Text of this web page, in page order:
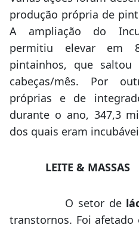
produção própria de
A ampliação do
permitiu elevar em
pintainhos, que
cabeças/mês. Por
próprias e de
durante o ano, 347,3
dos quais eram
LEITE & MASSAS
O setor de
transtornos. Foi afetado